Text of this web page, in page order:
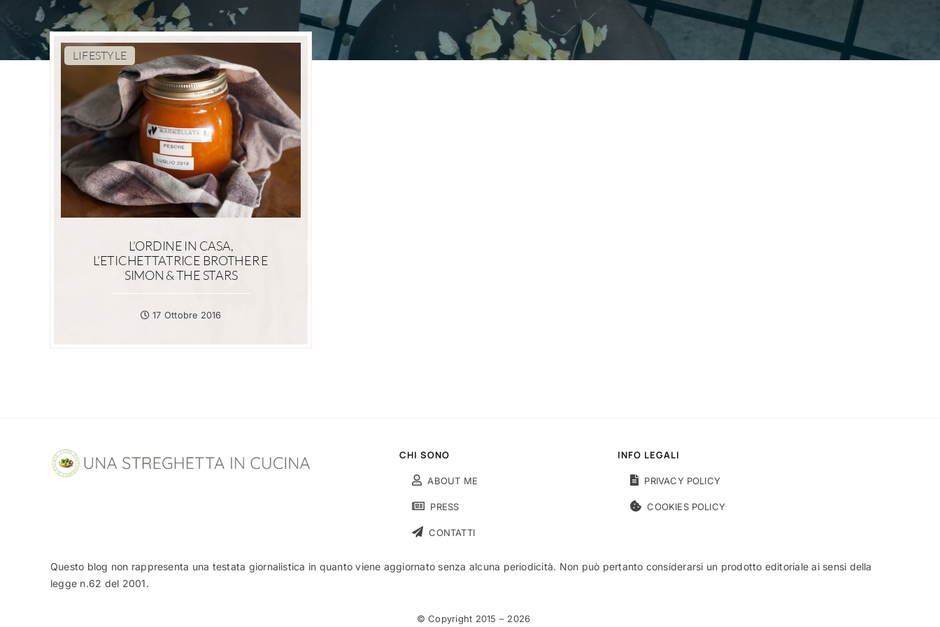
LIFESTYLE
L’ORDINE IN CASA,
L’ETICHETTATRICE BROTHER E
SIMON & THE STARS
17 Ottobre 2016
CHI SONO
ABOUT ME
PRESS
CONTATTI
INFO LEGALI
PRIVACY POLICY
COOKIES POLICY
Questo blog non rappresenta una testata giornalistica in quanto viene aggiornato senza alcuna periodicità. Non può pertanto considerarsi un prodotto editoriale ai sensi della
legge n.62 del 2001.
© Copyright 2015 – 2026